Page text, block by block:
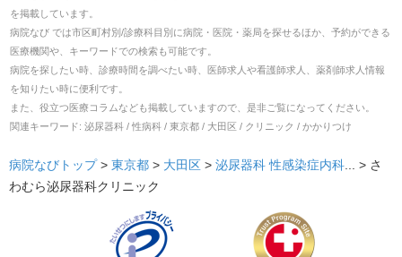
を掲載しています。
病院なび では市区町村別/診療科目別に病院・医院・薬局を探せるほか、予約ができる
医療機関や、キーワードでの検索も可能です。
病院を探したい時、診療時間を調べたい時、医師求人や看護師求人、薬剤師求人情報
を知りたい時に便利です。
また、役立つ医療コラムなども掲載していますので、是非ご覧になってください。
関連キーワード: 泌尿器科 / 性病科 / 東京都 / 大田区 / クリニック / かかりつけ
病院なびトップ > 東京都 > 大田区 > 泌尿器科 性感染症内科... > さ
わむら泌尿器科クリニック